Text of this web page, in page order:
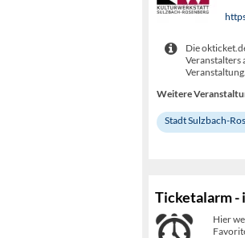
Die
Veranstalters
Veranstaltung.
Weitere
Stadt Sulzbach-
Ticketalarm -
Hier